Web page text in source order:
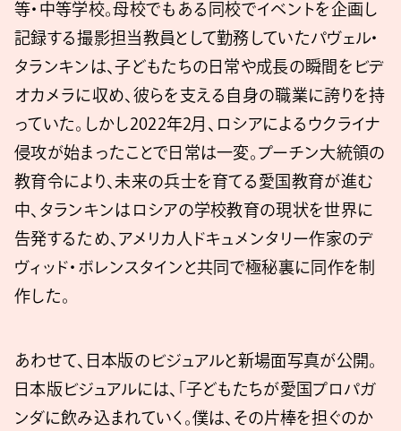
等・中等学校。母校でもある同校でイベントを企画し
記録する撮影担当教員として勤務していたパヴェル・
タランキンは、子どもたちの日常や成長の瞬間をビデ
オカメラに収め、彼らを支える自身の職業に誇りを持
っていた。しかし2022年2月、ロシアによるウクライナ
侵攻が始まったことで日常は一変。プーチン大統領の
教育令により、未来の兵士を育てる愛国教育が進む
中、タランキンはロシアの学校教育の現状を世界に
告発するため、アメリカ人ドキュメンタリー作家のデ
ヴィッド・ボレンスタインと共同で極秘裏に同作を制
作した。
あわせて、日本版のビジュアルと新場面写真が公開。
日本版ビジュアルには、「子どもたちが愛国プロパガ
ンダに飲み込まれていく。僕は、その片棒を担ぐのか